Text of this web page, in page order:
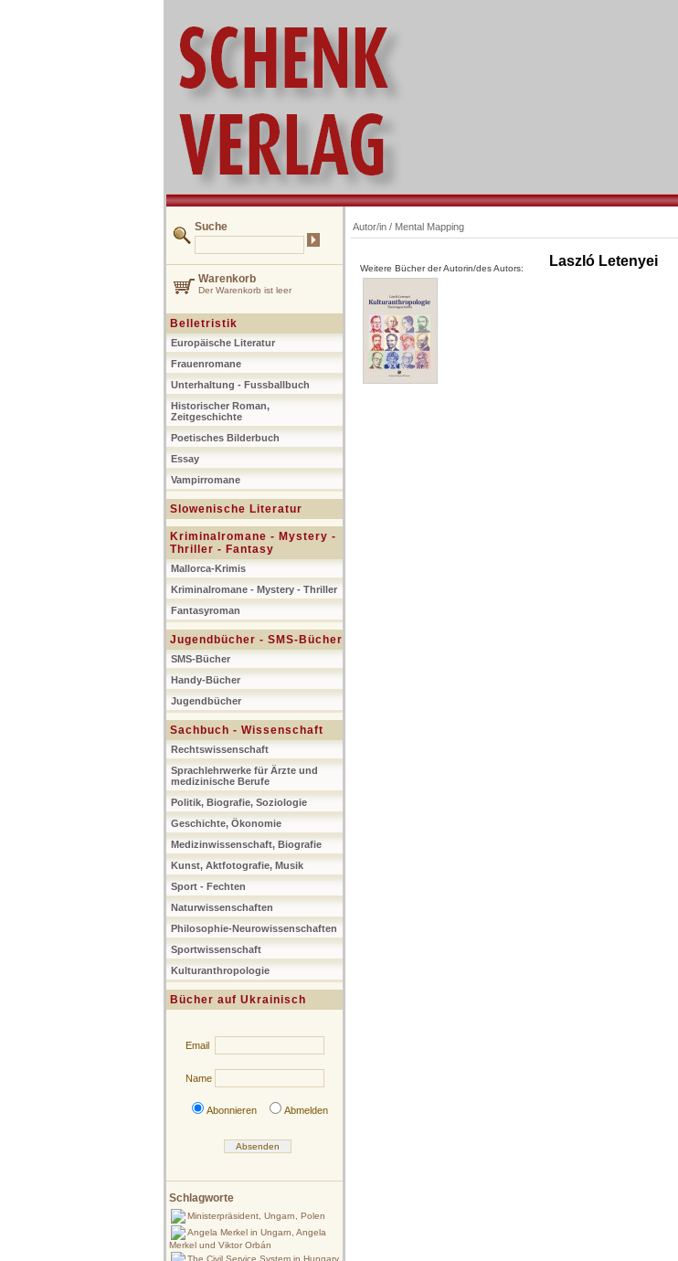
Suche
Warenkorb
Der Warenkorb ist leer
Belletristik
Europäische Literatur
Frauenromane
Unterhaltung - Fussballbuch
Historischer Roman,
Zeitgeschichte
Poetisches Bilderbuch
Essay
Vampirromane
Slowenische Literatur
Kriminalromane - Mystery -
Thriller - Fantasy
Mallorca-Krimis
Kriminalromane - Mystery - Thriller
Fantasyroman
Jugendbücher - SMS-Bücher
SMS-Bücher
Handy-Bücher
Jugendbücher
Sachbuch - Wissenschaft
Rechtswissenschaft
Sprachlehrwerke für Ärzte und
medizinische Berufe
Politik, Biografie, Soziologie
Geschichte, Ökonomie
Medizinwissenschaft, Biografie
Kunst, Aktfotografie, Musik
Sport - Fechten
Naturwissenschaften
Philosophie-Neurowissenschaften
Sportwissenschaft
Kulturanthropologie
Bücher auf Ukrainisch
Email
Name
Abonnieren Abmelden
Schlagworte
Ministerpräsident, Ungarn, Polen
Angela Merkel in Ungarn, Angela
Merkel und Viktor Orbán
The Civil Service System in Hungary,
Autor/in / Mental Mapping
Weitere Bücher der Autorin/des Autors: Laszló Letenyei